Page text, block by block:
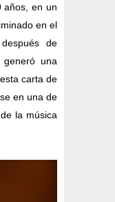
años, en un
en el
de
generó una
carta de
en una de
la música